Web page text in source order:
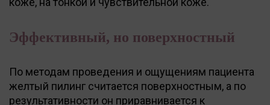
Эффективный, но поверхностный
По методам проведения и ощущениям пациента
желтый пилинг считается поверхностным, а по
результативности он приравнивается к